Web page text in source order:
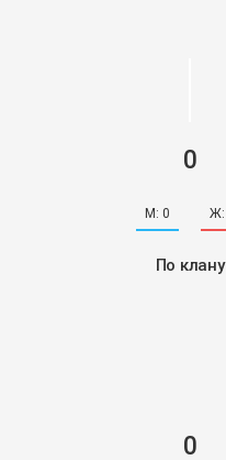
0
М: 0 Ж:
По клану
0